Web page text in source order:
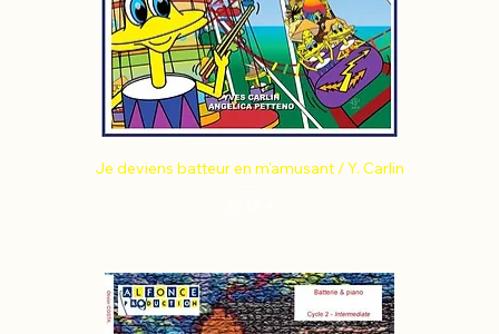
Je deviens batteur en m'amusant / Y. Carlin